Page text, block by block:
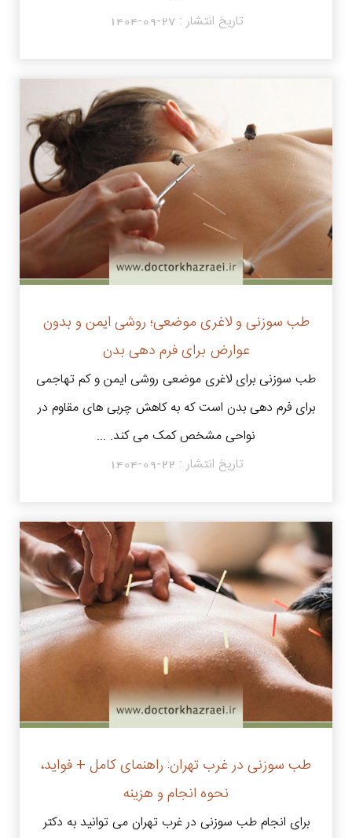
تاریخ انتشار :1404-09-27
طب سوزنی و لاغری موضعی؛ روشی ایمن و بدون
عوارض برای فرم دهی بدن
طب سوزنی برای لاغری موضعی روشی ایمن و کم‌ تهاجمی
برای فرم دهی بدن است که به کاهش چربی های مقاوم در
نواحی مشخص کمک می کند. ...
تاریخ انتشار : 1404-09-22
طب سوزنی در غرب تهران: راهنمای کامل + فواید،
نحوه انجام و هزینه
برای انجام طب سوزنی در غرب تهران می توانید به دکتر